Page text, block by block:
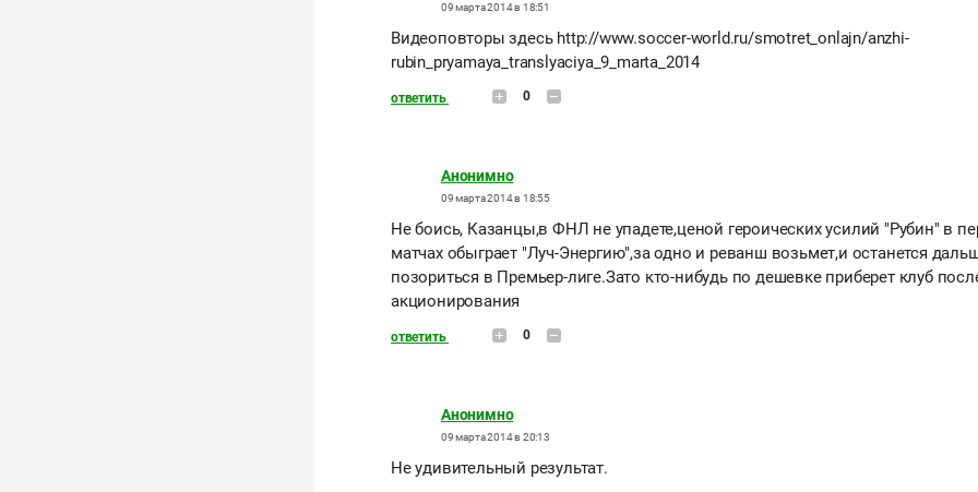
09 марта 2014 в 18:51
Видеоповторы здесь http://www.soccer-world.ru/smotret_onlajn/anzhi-
rubin_pryamaya_translyaciya_9_marta_2014
ответить 0
Анонимно
09 марта 2014 в 18:55
Не боись, Казанцы,в ФНЛ не упадете,ценой героических усилий "Рубин" в
матчах обыграет "Луч-Энергию",за одно и реванш возьмет,и останется
позориться в Премьер-лиге.Зато кто-нибудь по дешевке приберет клуб
акционирования
ответить 0
Анонимно
09 марта 2014 в 20:13
Не удивительный результат.